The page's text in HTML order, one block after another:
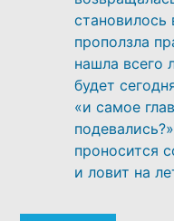
проползла
нашла всего
будет
«и самое
проносится
и ловит на